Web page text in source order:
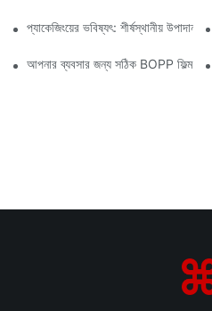
প্যাকেজিংয়ের ভবিষ্যৎ: শীর্ষস্থানীয় উপাদান
আপনার ব্যবসার জন্য সঠিক BOPP ফিল্ম